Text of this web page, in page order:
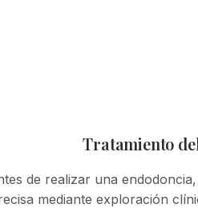
Tratamiento
de realizar una
mediante exploración